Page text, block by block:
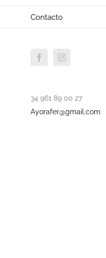
Contacto
FacebookInstagram
34 961 89 00 27
Ayorafer@gmail.com